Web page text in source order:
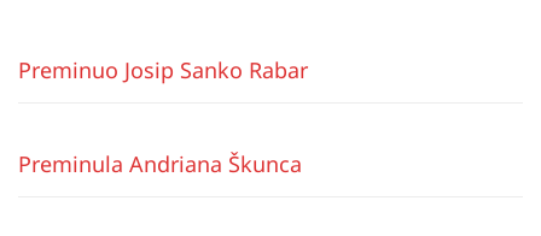
Preminuo Josip Sanko Rabar
Preminula Andriana Škunca